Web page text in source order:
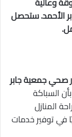
الأحمد. ستحصل
صحي جمعية جابر
السباكة
المنازل
في توفير خدمات